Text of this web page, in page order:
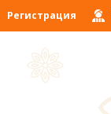
Регистрация